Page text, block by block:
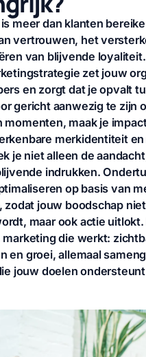
meer dan klanten
vertrouwen, het
van blijvende
zet jouw
en zorgt dat je opvalt
gericht aanwezig te zijn
momenten, maak je
merkidentiteit
je niet alleen de
indrukken.
op basis van
zodat jouw boodschap
maar ook actie uitlokt.
marketing die werkt:
en groei, allemaal
jouw doelen